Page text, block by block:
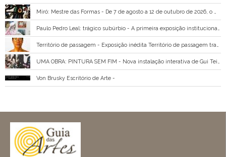
Von Brusky Escritório de Arte -